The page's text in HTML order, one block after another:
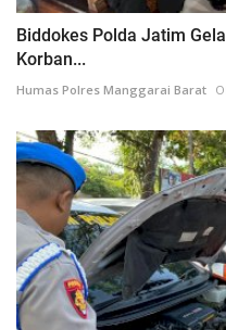
Biddokes Polda Jatim
Korban...
Humas Polres Manggarai Barat